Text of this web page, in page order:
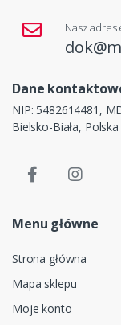
Nasz adres
Dane
NIP: 5482614481,
Bielsko-Biała, Polska
Menu główne
Strona główna
Mapa sklepu
Moje konto